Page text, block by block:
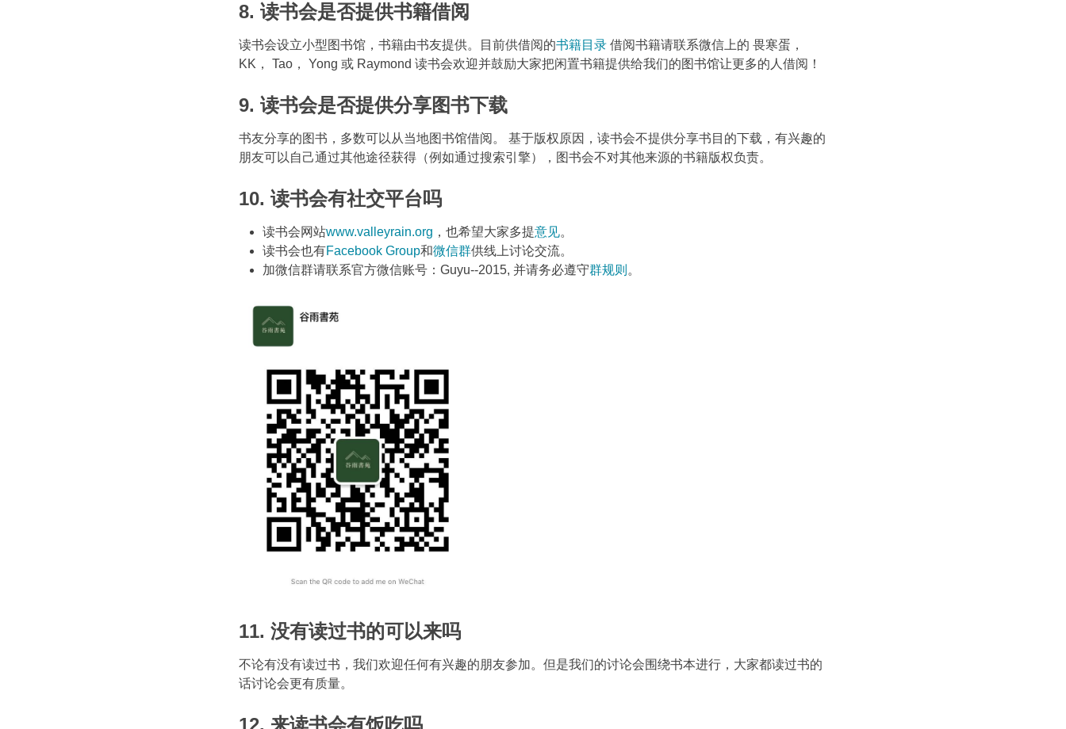
8. 读书会是否提供书籍借阅
读书会设立小型图书馆，书籍由书友提供。目前供借阅的书籍目录 借阅书籍请联系微信上的 畏寒蛋，
KK， Tao， Yong 或 Raymond 读书会欢迎并鼓励大家把闲置书籍提供给我们的图书馆让更多的人借阅！
9. 读书会是否提供分享图书下载
书友分享的图书，多数可以从当地图书馆借阅。 基于版权原因，读书会不提供分享书目的下载，有兴趣的
朋友可以自己通过其他途径获得（例如通过搜索引擎），图书会不对其他来源的书籍版权负责。
10. 读书会有社交平台吗
读书会网站www.valleyrain.org ，也希望大家多提意见。
读书会也有Facebook Group和微信群供线上讨论交流。
加微信群请联系官方微信账号：Guyu--2015, 并请务必遵守群规则 。
11. 没有读过书的可以来吗
不论有没有读过书，我们欢迎任何有兴趣的朋友参加。但是我们的讨论会围绕书本进行，大家都读过书的
话讨论会更有质量。
12. 来读书会有饭吃吗